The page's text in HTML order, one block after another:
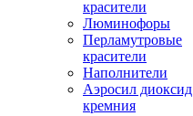
красители
Люминофоры
Перламутровые
красители
Наполнители
Аэросил диоксид
кремния